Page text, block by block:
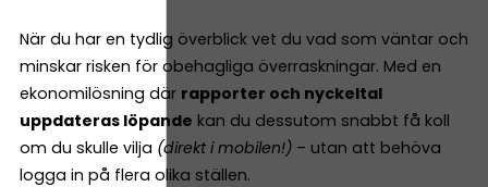
När du har en tydlig överblick vet du vad som väntar och
minskar risken för obehagliga överraskningar. Med en
ekonomilösning där rapporter och nyckeltal
uppdateras löpande kan du dessutom snabbt få koll
om du skulle vilja (direkt i mobilen!) – utan att behöva
logga in på flera olika ställen.